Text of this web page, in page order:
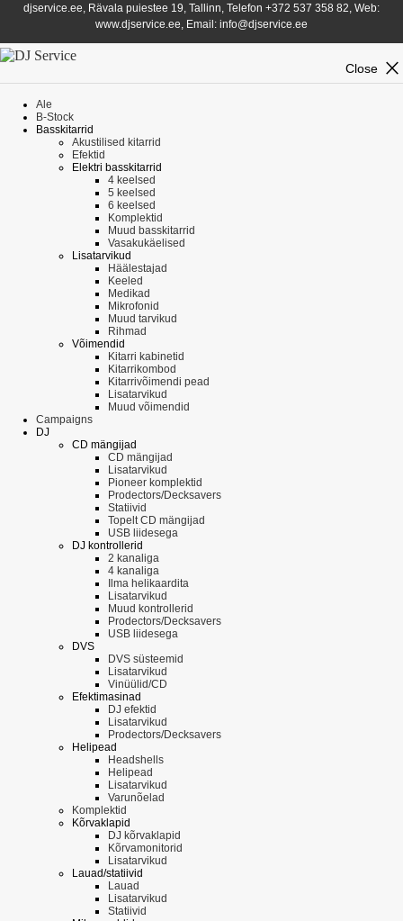
djservice.ee, Rävala puiestee 19, Tallinn, Telefon +372 537 358 82, Web:
www.djservice.ee, Email: info@djservice.ee
close
Close
Ale
B-Stock
Basskitarrid
Akustilised kitarrid
Efektid
Elektri basskitarrid
4 keelsed
5 keelsed
6 keelsed
Komplektid
Muud basskitarrid
Vasakukäelised
Lisatarvikud
Häälestajad
Keeled
Medikad
Mikrofonid
Muud tarvikud
Rihmad
Võimendid
Kitarri kabinetid
Kitarrikombod
Kitarrivõimendi pead
Lisatarvikud
Muud võimendid
Campaigns
DJ
CD mängijad
CD mängijad
Lisatarvikud
Pioneer komplektid
Prodectors/Decksavers
Statiivid
Topelt CD mängijad
USB liidesega
DJ kontrollerid
2 kanaliga
4 kanaliga
Ilma helikaardita
Lisatarvikud
Muud kontrollerid
Prodectors/Decksavers
USB liidesega
DVS
DVS süsteemid
Lisatarvikud
Vinüülid/CD
Efektimasinad
DJ efektid
Lisatarvikud
Prodectors/Decksavers
Helipead
Headshells
Helipead
Lisatarvikud
Varunõelad
Komplektid
Kõrvaklapid
DJ kõrvaklapid
Kõrvamonitorid
Lisatarvikud
Lauad/statiivid
Lauad
Lisatarvikud
Statiivid